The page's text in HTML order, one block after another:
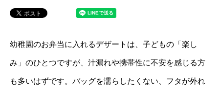
幼稚園のお弁当に入れるデザートは、子どもの「楽し
み」のひとつですが、汁漏れや携帯性に不安を感じる方
も多いはずです。バッグを濡らしたくない、フタが外れ